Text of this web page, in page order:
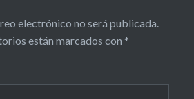
electrónico no será publicada.
están marcados con *